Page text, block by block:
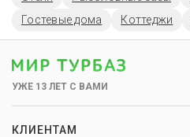
Гостевые дома
Коттеджи
УЖЕ 13 ЛЕТ С ВАМИ
КЛИЕНТАМ